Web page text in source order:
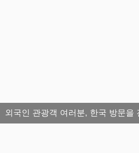
외국인 관광객 여러분, 한국 방문을